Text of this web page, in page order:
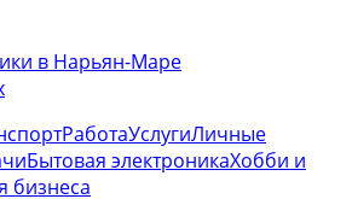
в Нарьян-Маре
РаботаУслугиЛичные
Бытовая электроникаХобби и
бизнеса